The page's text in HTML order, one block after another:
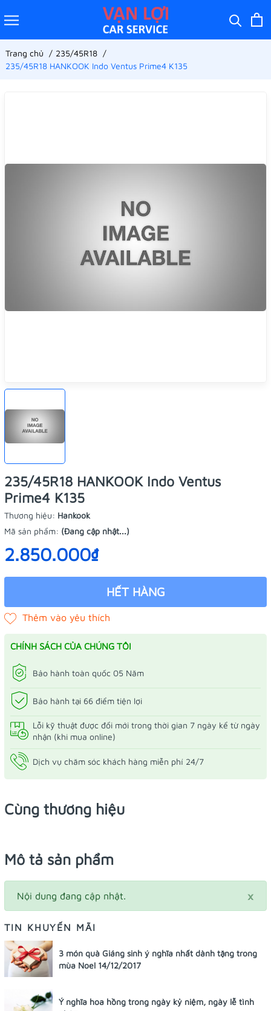
Trang chủ
235/45R18
235/45R18 HANKOOK Indo Ventus Prime4 K135
235/45R18 HANKOOK Indo Ventus
Prime4 K135
Thương hiệu: Hankook
Mã sản phẩm: (Đang cập nhật...)
2.850.000₫
HẾT HÀNG
CHÍNH SÁCH CỦA CHÚNG TÔI
Bảo hành toàn quốc 05 Năm
Bảo hành tại 66 điểm tiện lợi
Lỗi kỹ thuật được đổi mới trong thời gian 7 ngày kể từ ngày
nhận (khi mua online)
Dịch vụ chăm sóc khách hàng miễn phí 24/7
Cùng thương hiệu
Mô tả sản phẩm
×
Nội dung đang cập nhật.
TIN KHUYẾN MÃI
3 món quà Giáng sinh ý nghĩa nhất dành tặng trong
mùa Noel 14/12/2017
Ý nghĩa hoa hồng trong ngày kỷ niệm, ngày lễ tình